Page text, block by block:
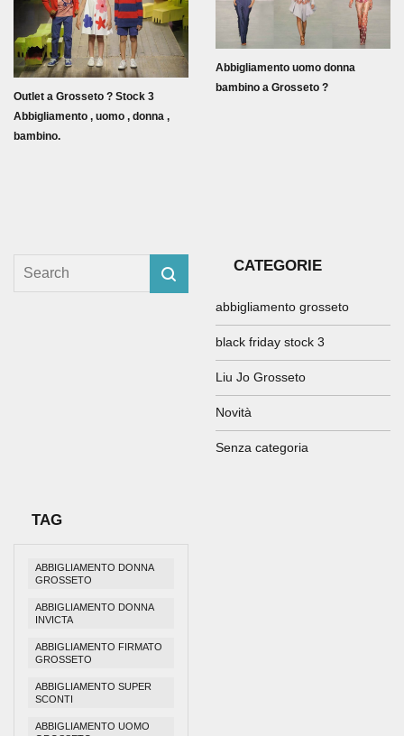
Outlet a Grosseto ? Stock 3
Abbigliamento , uomo , donna ,
bambino.
Abbigliamento uomo donna
bambino a Grosseto ?
CATEGORIE
abbigliamento grosseto
black friday stock 3
Liu Jo Grosseto
Novità
Senza categoria
TAG
ABBIGLIAMENTO DONNA
GROSSETO
ABBIGLIAMENTO DONNA
INVICTA
ABBIGLIAMENTO FIRMATO
GROSSETO
ABBIGLIAMENTO SUPER
SCONTI
ABBIGLIAMENTO UOMO